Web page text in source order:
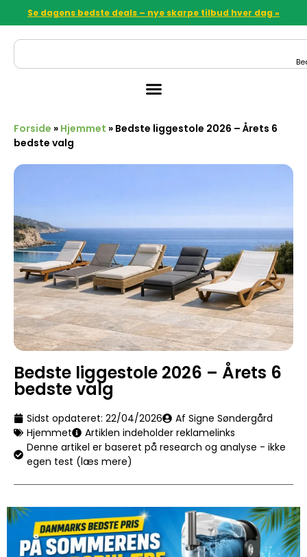
Se dagens bedste deals – nye skarpe tilbud hver dag »
Forside » Hjemmet » Bedste liggestole 2026 – Årets 6
bedste valg
Bedste liggestole 2026 – Årets 6
bedste valg
Sidst opdateret: 22/04/2026
Af Signe Søndergård
Hjemmet
Artiklen indeholder reklamelinks
Denne artikel er baseret på research og analyse - ikke
egen test (læs mere)